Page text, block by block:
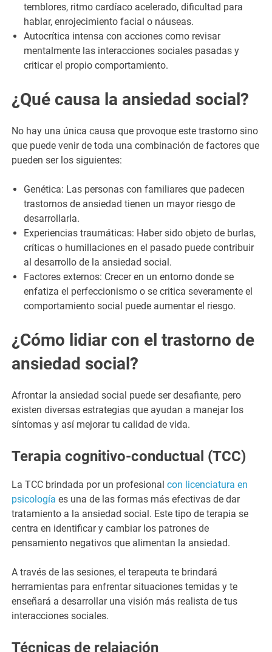
temblores, ritmo cardíaco acelerado, dificultad para
hablar, enrojecimiento facial o náuseas.
Autocrítica intensa con acciones como revisar
mentalmente las interacciones sociales pasadas y
criticar el propio comportamiento.
¿Qué causa la ansiedad social?
No hay una única causa que provoque este trastorno sino
que puede venir de toda una combinación de factores que
pueden ser los siguientes:
Genética: Las personas con familiares que padecen
trastornos de ansiedad tienen un mayor riesgo de
desarrollarla.
Experiencias traumáticas: Haber sido objeto de burlas,
críticas o humillaciones en el pasado puede contribuir
al desarrollo de la ansiedad social.
Factores externos: Crecer en un entorno donde se
enfatiza el perfeccionismo o se critica severamente el
comportamiento social puede aumentar el riesgo.
¿Cómo lidiar con el trastorno de
ansiedad social?
Afrontar la ansiedad social puede ser desafiante, pero
existen diversas estrategias que ayudan a manejar los
síntomas y así mejorar tu calidad de vida.
Terapia cognitivo-conductual (TCC)
La TCC brindada por un profesionalcon licenciatura en
psicología es una de las formas más efectivas de dar
tratamiento a la ansiedad social. Este tipo de terapia se
centra en identificar y cambiar los patrones de
pensamiento negativos que alimentan la ansiedad.
A través de las sesiones, el terapeuta te brindará
herramientas para enfrentar situaciones temidas y te
enseñará a desarrollar una visión más realista de tus
interacciones sociales.
Técnicas de relajación